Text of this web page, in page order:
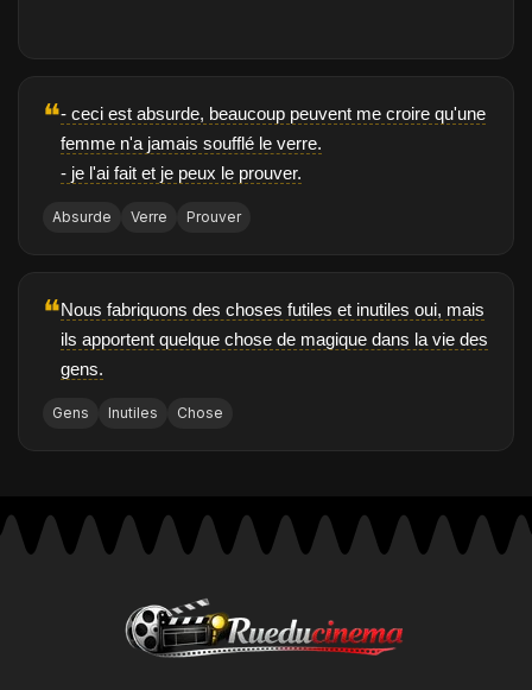
❝- ceci est absurde, beaucoup peuvent me croire qu'une
femme n'a jamais soufflé le verre.
- je l'ai fait et je peux le prouver.
Absurde Verre Prouver
❝Nous fabriquons des choses futiles et inutiles oui, mais
ils apportent quelque chose de magique dans la vie des
gens.
Gens Inutiles Chose